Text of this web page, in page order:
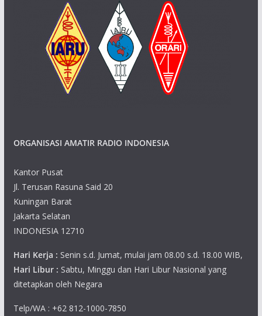
ORGANISASI AMATIR RADIO INDONESIA
Kantor Pusat
Jl. Terusan Rasuna Said 20
Kuningan Barat
Jakarta Selatan
INDONESIA 12710
Hari Kerja : Senin s.d. Jumat, mulai jam 08.00 s.d. 18.00 WIB,
Hari Libur : Sabtu, Minggu dan Hari Libur Nasional yang
ditetapkan oleh Negara
Telp/WA : +62 812-1000-7850